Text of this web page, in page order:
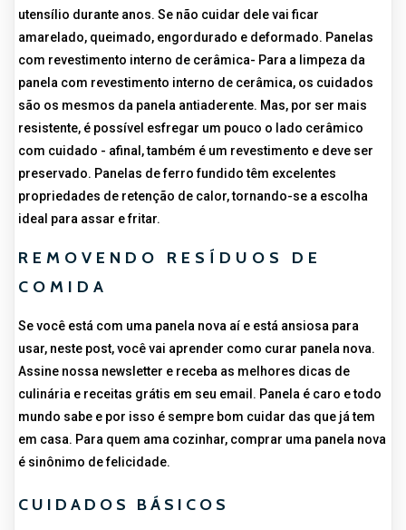
utensílio durante anos. Se não cuidar dele vai ficar
amarelado, queimado, engordurado e deformado. Panelas
com revestimento interno de cerâmica- Para a limpeza da
panela com revestimento interno de cerâmica, os cuidados
são os mesmos da panela antiaderente. Mas, por ser mais
resistente, é possível esfregar um pouco o lado cerâmico
com cuidado - afinal, também é um revestimento e deve ser
preservado. Panelas de ferro fundido têm excelentes
propriedades de retenção de calor, tornando-se a escolha
ideal para assar e fritar.
REMOVENDO RESÍDUOS DE
COMIDA
Se você está com uma panela nova aí e está ansiosa para
usar, neste post, você vai aprender como curar panela nova.
Assine nossa newsletter e receba as melhores dicas de
culinária e receitas grátis em seu email. Panela é caro e todo
mundo sabe e por isso é sempre bom cuidar das que já tem
em casa. Para quem ama cozinhar, comprar uma panela nova
é sinônimo de felicidade.
CUIDADOS BÁSICOS